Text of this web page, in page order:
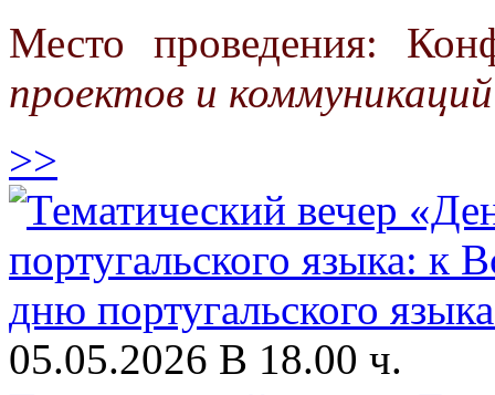
Место проведения:
проектов и коммуникаций
>>
05.05.2026 В 18.00 ч.